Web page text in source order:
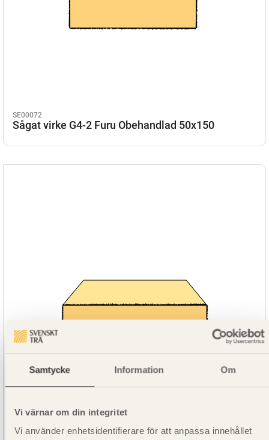
Samtycke Information Om
Vi värnar om din integritet
Vi använder enhetsidentifierare för att anpassa innehållet
SE00072
Sågat virke G4-2 Furu Obehandlad 50x150
SE00073